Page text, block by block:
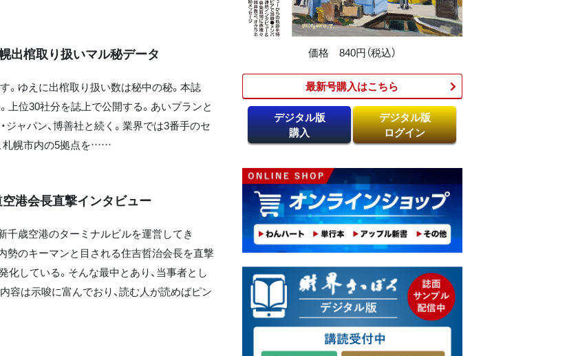
出棺取り扱いマル秘データ
。ゆえに出棺取り扱い数は秘中の秘。本誌
上位30社分を誌上で公開する。あいプランと
ジャパン、博善社と続く。業界では3番手のセ
札幌市内の5拠点を……
港会長直撃インタビュー
千歳空港のターミナルビルを運営してき
勢のキーマンと目される住吉哲治会長を直撃
化している。そんな最中とあり、当事者とし
容は示唆に富んでおり、読む人が読めばピン
価格 840円（税込）
最新号購入はこちら​
デジタル版
購入
デジタル版
ログイン